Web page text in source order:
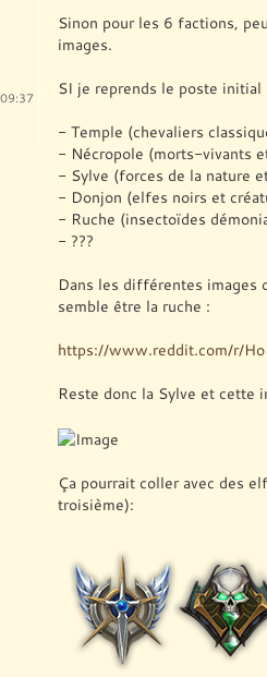
Sinon pour les 6 factions,
images.
SI je reprends le poste initial
- Temple (chevaliers
- Nécropole (morts-vivants
- Sylve (forces de la nature
- Donjon (elfes noirs et
- Ruche (insectoïdes
- ???
Dans les différentes images
semble être la ruche :
https://www.reddit.com/r/
Reste donc la Sylve et cette
Ça pourrait coller avec des
troisième):